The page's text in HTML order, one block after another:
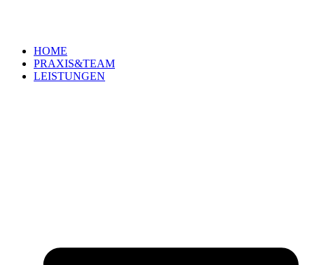
HOME
PRAXIS&TEAM
LEISTUNGEN